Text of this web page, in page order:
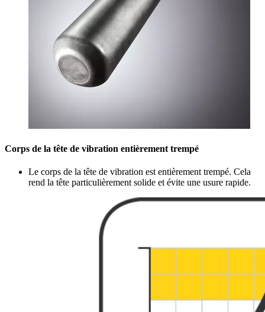
Corps de la tête de vibration entièrement trempé
Le corps de la tête de vibration est entièrement trempé. Cela
rend la tête particulièrement solide et évite une usure rapide.